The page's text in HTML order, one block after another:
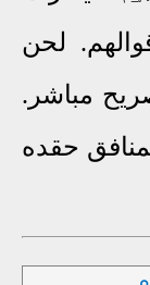
لحن
مباشر.
حقده